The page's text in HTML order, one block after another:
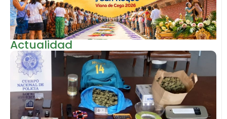
Actualidad